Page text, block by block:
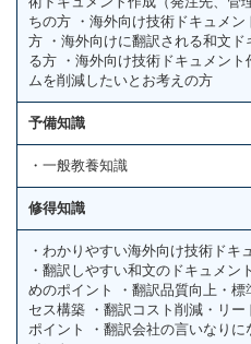
ちの方 ・海外向け技術ドキュメ
方 ・海外向けに翻訳される和文
る方 ・海外向け技術ドキュメン
ムを削減したいとお考えの方
予備知識
・一般教養知識
修得知識
・わかりやすい海外向け技術ド
・翻訳しやすい和文のドキュメン
めのポイント ・翻訳品質向上・
セス構築 ・翻訳コスト削減・リ
ポイント ・翻訳会社の言いなり